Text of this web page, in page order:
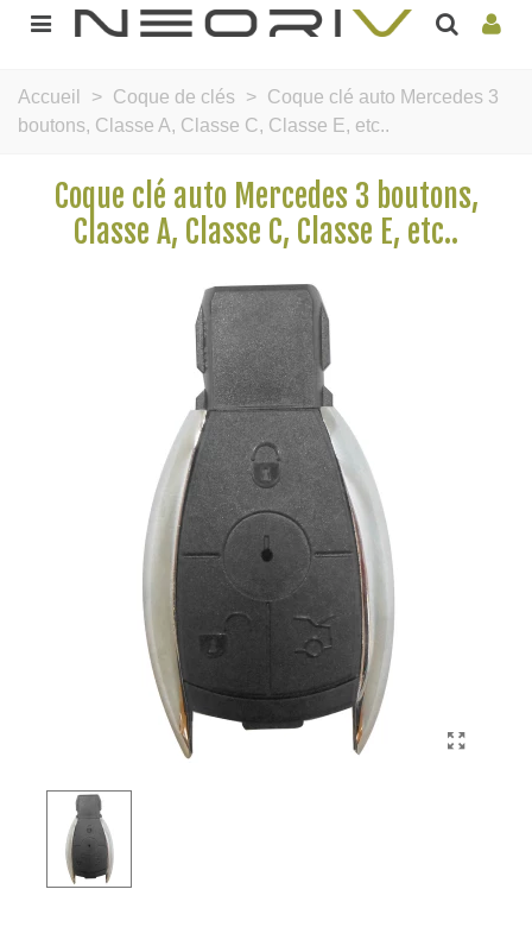
Accueil > Coque de clés > Coque clé auto Mercedes 3
boutons, Classe A, Classe C, Classe E, etc..
Coque clé auto Mercedes 3 boutons,
Classe A, Classe C, Classe E, etc..